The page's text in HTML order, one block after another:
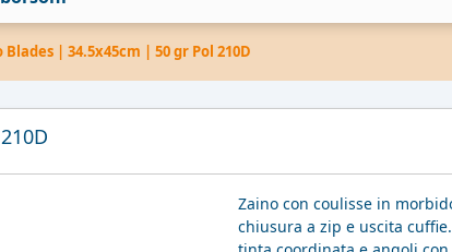
Blades | 34.5x45cm | 50 gr Pol 210D
Zaino con coulisse in
chiusura a zip e uscita